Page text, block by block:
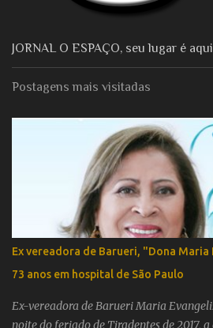
JORNAL O ESPAÇO, seu lugar é
Postagens mais visitadas
Ex vereadora de Barueri, "Dona
73 anos em hospital de São Paulo
Ex-vereadora de Barueri Maria
noite do feriado de Tiradentes de 2017,